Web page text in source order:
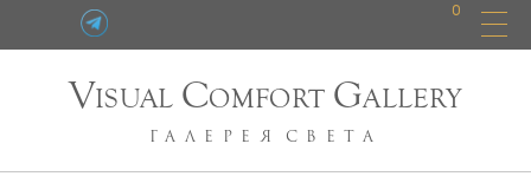
0
VISUAL COMFORT GALLERY
ГАЛЕРЕЯ СВЕТА